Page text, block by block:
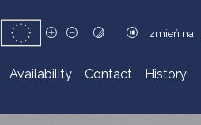
zmień na
Availability Contact History